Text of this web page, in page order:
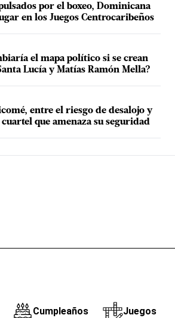
por el boxeo, Dominicana
en los Juegos Centrocaribeños
el mapa político si se crean
Lucía y Matías Ramón Mella?
entre el riesgo de desalojo y
que amenaza su seguridad
Cumpleaños Juegos